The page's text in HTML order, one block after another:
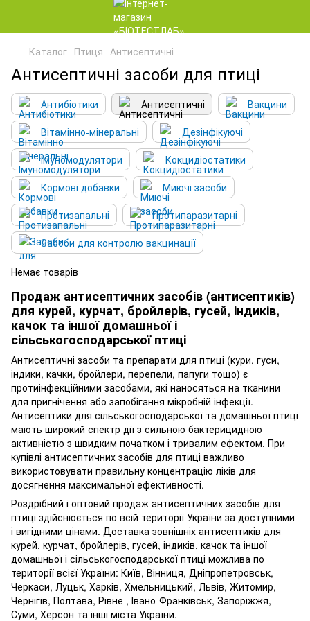
Каталог Птиця Антисептичні
Антисептичні засоби для птиці
Антибіотики Антисептичні
Вакцини
Вітамінно-мінеральні
Дезінфікуючі
Імуномодулятори
Кокцидіостатики
Кормові добавки
Миючі засоби
Протизапальні
Протипаразитарні
Засоби для контролю вакцинації
Немає товарів
Продаж антисептичних засобів (антисептиків)
для курей, курчат, бройлерів, гусей, індиків,
качок та іншої домашньої і
сільськогосподарської птиці
Антисептичні засоби та препарати для птиці (кури, гуси,
індики, качки, бройлери, перепели, папуги тощо) є
протиінфекційними засобами, які наносяться на тканини
для пригнічення або запобігання мікробній інфекції.
Антисептики для сільськогосподарської та домашньої птиці
мають широкий спектр дії з сильною бактерицидною
активністю з швидким початком і тривалим ефектом. При
купівлі антисептичних засобів для птиці важливо
використовувати правильну концентрацію ліків для
досягнення максимальної ефективності.
Роздрібний і оптовий продаж антисептичних засобів для
птиці здійснюється по всій території України за доступними
і вигідними цінами. Доставка зовнішніх антисептиків для
курей, курчат, бройлерів, гусей, індиків, качок та іншої
домашньої і сільськогосподарської птиці можлива по
території всієї України: Київ, Вінниця, Дніпропетровськ,
Черкаси, Луцьк, Харків, Хмельницький, Львів, Житомир,
Чернігів, Полтава, Рівне , Івано-Франківськ, Запоріжжя,
Суми, Херсон та інші міста України.